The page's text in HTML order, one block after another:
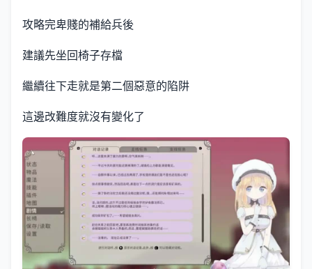
攻略完卑賤的補給兵後
建議先坐回椅子存檔
繼續往下走就是第二個惡意的陷阱
這邊改難度就沒有變化了